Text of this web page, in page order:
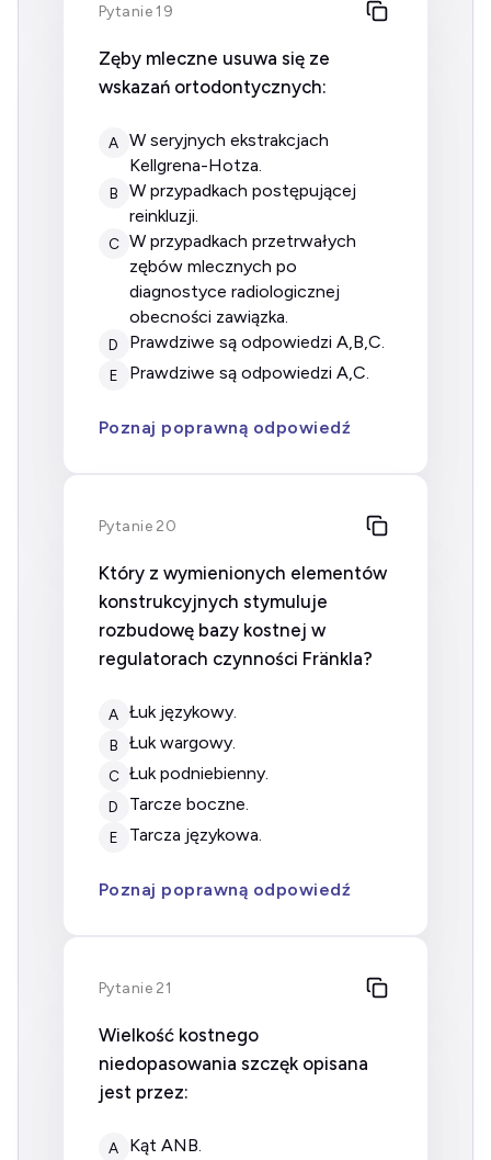
Pytanie 19
Zęby mleczne usuwa się ze
wskazań ortodontycznych:
A
w seryjnych ekstrakcjach
Kellgrena-Hotza.
B
w przypadkach postępującej
reinkluzji.
C w przypadkach przetrwałych
zębów mlecznych po
diagnostyce radiologicznej
obecności zawiązka.
D prawdziwe są odpowiedzi A,B,C.
E prawdziwe są odpowiedzi A,C.
Poznaj poprawną odpowiedź
Pytanie 20
Który z wymienionych elementów
konstrukcyjnych stymuluje
rozbudowę bazy kostnej w
regulatorach czynności Fränkla?
A łuk językowy.
B łuk wargowy.
C łuk podniebienny.
D tarcze boczne.
E tarcza językowa.
Poznaj poprawną odpowiedź
Pytanie 21
Wielkość kostnego
niedopasowania szczęk opisana
jest przez:
A kąt ANB.